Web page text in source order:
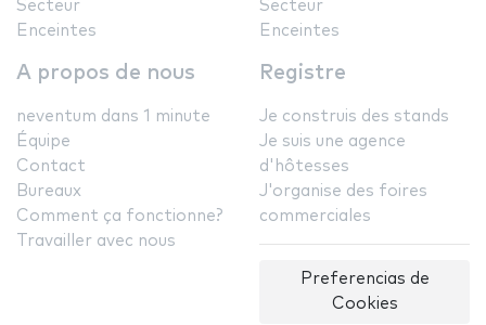
Secteur
Enceintes
Secteur
Enceintes
A propos de nous
neventum dans 1 minute
Équipe
Contact
Bureaux
Comment ça fonctionne?
Travailler avec nous
Registre
Je construis des stands
Je suis une agence
d'hôtesses
J'organise des foires
commerciales
Preferencias de
Cookies